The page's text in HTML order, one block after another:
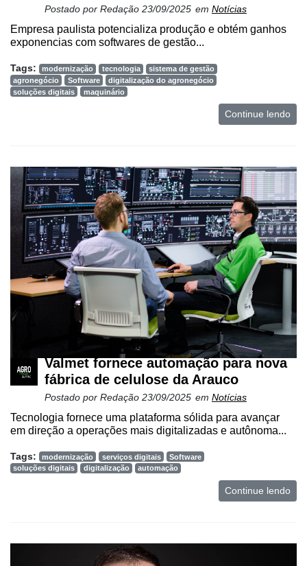
Postado por Redação 23/09/2025 em Notícias
Empresa paulista potencializa produção e obtém ganhos
exponencias com softwares de gestão...
Tags: modernização tecnologia
sistema de gestão
agronegócio
Software
digitalização do agronegócio
soluções digitais
maquinário
Continue lendo
Valmet fornece automação para nova
fábrica de celulose da Arauco
Postado por Redação 23/09/2025 em Notícias
Tecnologia fornece uma plataforma sólida para avançar
em direção a operações mais digitalizadas e autônoma...
Tags: modernização serviços digitais
Software
soluções digitais
digitalização automação
Continue lendo